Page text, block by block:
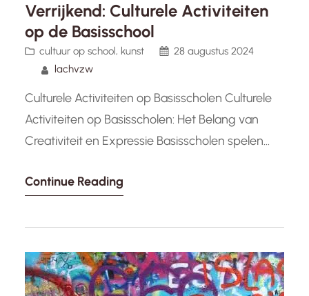
Verrijkend: Culturele Activiteiten
op de Basisschool
cultuur op school, kunst
28 augustus 2024
lachvzw
Culturele Activiteiten op Basisscholen Culturele
Activiteiten op Basisscholen: Het Belang van
Creativiteit en Expressie Basisscholen spelen
niet alleen op academisch gebied, maar ook op
basisscholen bieden kinderen de mogelijkheid
ontdekken en zichzelf artistiek te…
Continue Reading